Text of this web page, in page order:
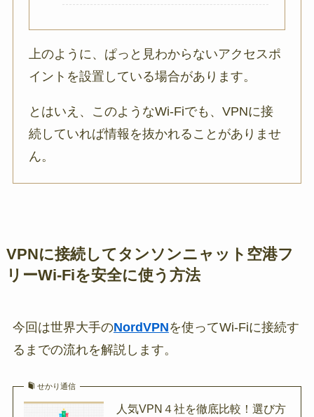
上のように、ぱっと見わからないアクセスポ
イントを設置している場合があります。
とはいえ、このようなWi-Fiでも、VPNに接
続していれば情報を抜かれることがありませ
ん。
VPNに接続してタンソンニャット空港フ
リーWi-Fiを安全に使う方法
今回は世界大手のNordVPNを使ってWi-Fiに接続す
るまでの流れを解説します。
せかり通信
人気VPN４社を徹底比較！選び方